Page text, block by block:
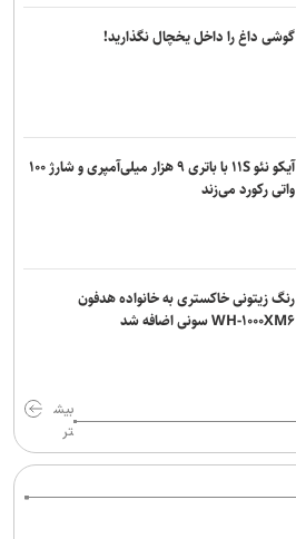
گوشی داغ را داخل یخچال نگذارید!
آیکو نئو ۱۱S با باتری ۹ هزار میلی‌آمپری و شارژ ۱۰۰
واتی رکورد می‌زند
رنگ زیتونی خاکستری به خانواده هدفون
WH-۱۰۰۰XM۶ سونی اضافه شد
بیش
تر